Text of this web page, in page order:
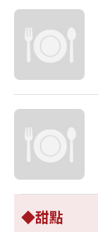
◆甜點